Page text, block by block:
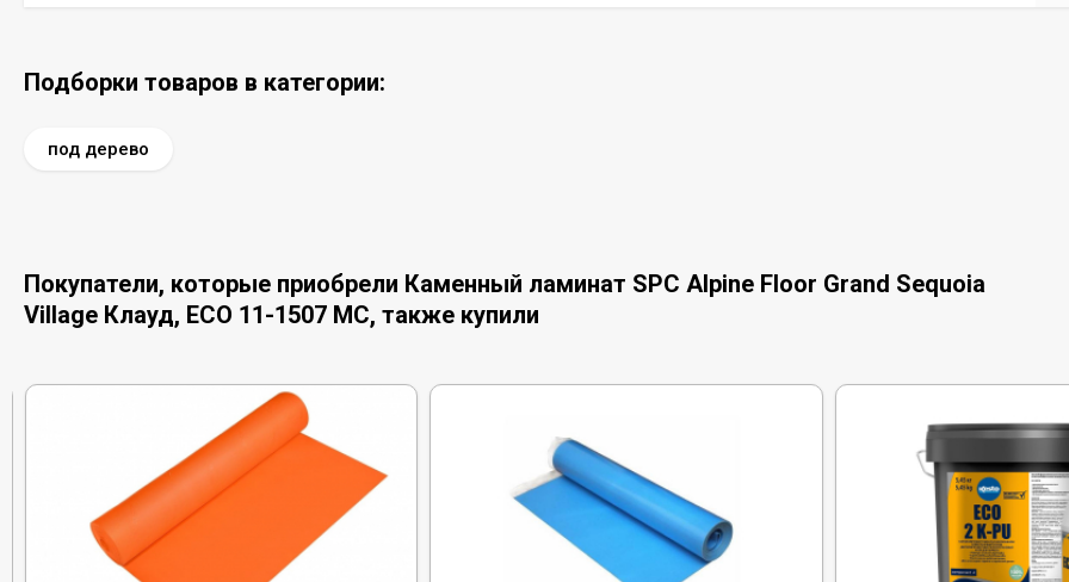
Подборки товаров в категории:
под дерево
Покупатели, которые приобрели Каменный ламинат SPC Alpine Floor Grand Sequoia
Village Клауд, ECO 11-1507 MC, также купили